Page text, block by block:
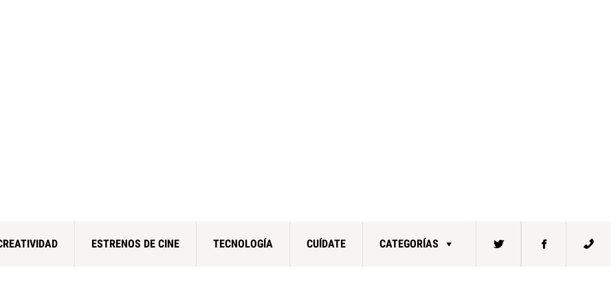
ESTRENOS DE CINE TECNOLOGÍA CUÍDATE CATEGORÍAS